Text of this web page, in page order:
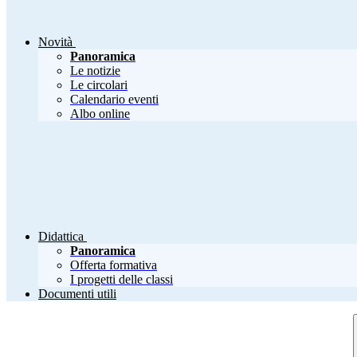
Novità
Panoramica
Le notizie
Le circolari
Calendario eventi
Albo online
Didattica
Panoramica
Offerta formativa
I progetti delle classi
Documenti utili